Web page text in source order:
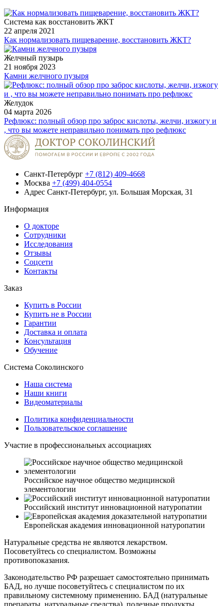
Система как восстановить ЖКТ
22 апреля 2021
Как нормализовать пищеварение, восстановить ЖКТ?
Желчный пузырь
21 ноября 2023
Камни желчного пузыря
Желудок
04 марта 2026
Рефлюкс: полный обзор про заброс кислоты, желчи, изжогу и
, что вы можете неправильно понимать про рефлюкс
Санкт-Петербург +7 (812) 409-4668
Москва +7 (499) 404-0554
Адрес Санкт-Петербург, ул. Большая Морская, 31
Информация
О докторе
Сотрудники
Исследования
Отзывы
Соцсети
Контакты
Заказ
Купить в России
Купить не в России
Гарантии
Доставка и оплата
Консультация
Обучение
Система Соколинского
Наша система
Наши книги
Видеоматериалы
Политика конфиденциальности
Пользовательское соглашение
Участие в профессиональных ассоциациях
Российское научное общество медицинской
элементологии
Российский институт инновационной натуропатии
Европейская академия инновационной натуропатии
Натуральные средства не являются лекарством.
Посоветуйтесь со специалистом. Возможны
противопоказания.
Законодательство РФ разрешает самостоятельно принимать
БАД, но лучше посоветуйтесь с специалистом по их
правильному системному применению. БАД (натуральные
препараты, натуральные средства), полезные продукты